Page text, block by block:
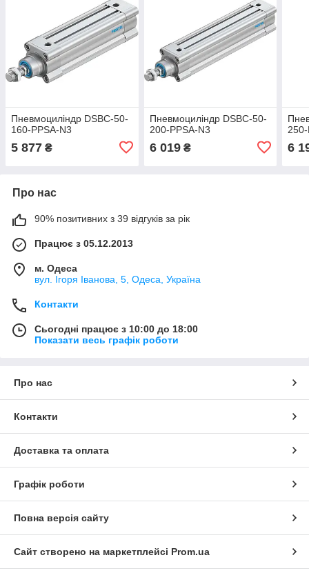
Пневмоциліндр DSBC-50-
160-PPSA-N3
5 877 ₴
Пневмоциліндр DSBC-50-
200-PPSA-N3
6 019₴ 6
Про нас
90% позитивних з 39 відгуків за рік
Працює з 05.12.2013
м. Одеса
вул. Ігоря Іванова, 5, Одеса, Україна
Контакти
Сьогодні працює з 10:00 до 18:00
Показати весь графік роботи
Про нас
Контакти
Доставка та оплата
Графік роботи
Повна версія сайту
Сайт створено на маркетплейсі Prom.ua